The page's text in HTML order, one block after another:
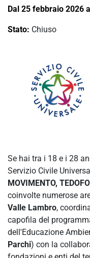
Dal 25 febbraio 2026
Stato: Chiuso
Se hai tra i 18 e i 28
Servizio Civile
MOVIMENTO,
coinvolte numerose
Valle Lambro,
capofila del
dell'Educazione
Parchi) con la